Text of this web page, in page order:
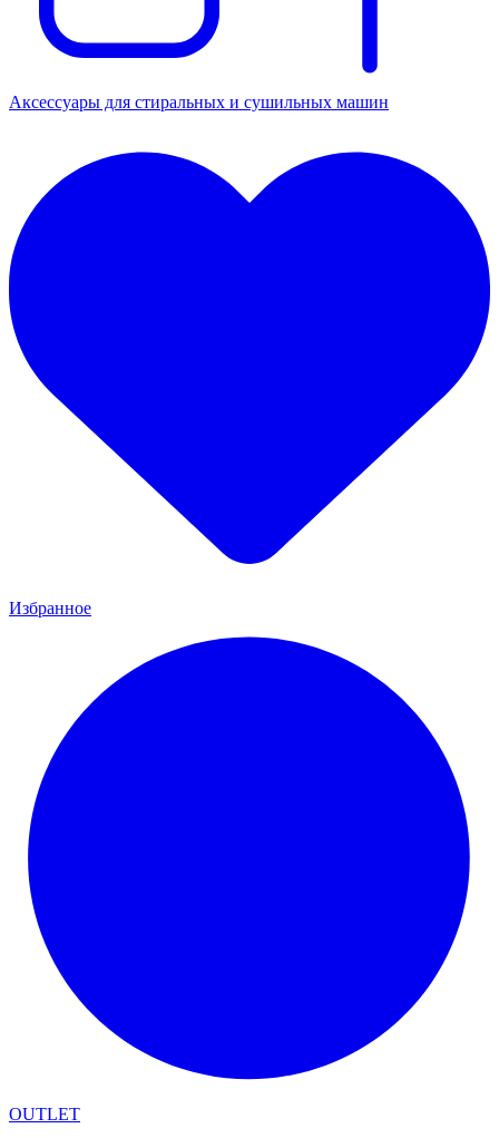
Аксессуары для стиральных и сушильных машин
Избранное
OUTLET